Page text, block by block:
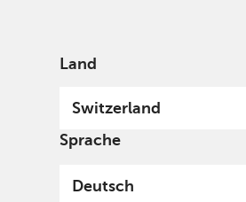
Land
Switzerland
Sprache
Deutsch